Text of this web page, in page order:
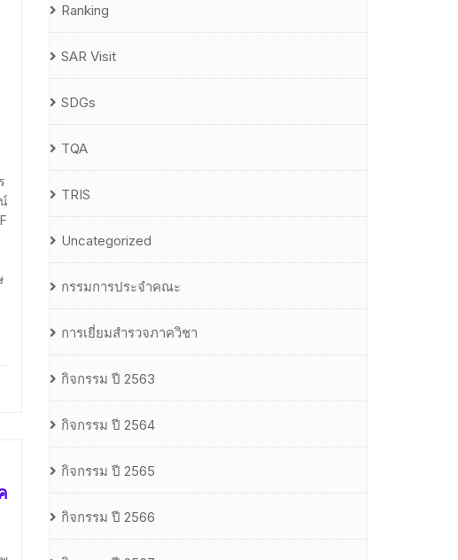
Ranking
SAR Visit
SDGs
TQA
TRIS
Uncategorized
กรรมการประจำคณะ
การเยี่ยมสำรวจภาควิชา
กิจกรรม ปี 2563
กิจกรรม ปี 2564
กิจกรรม ปี 2565
กิจกรรม ปี 2566